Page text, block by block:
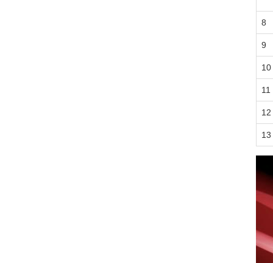
8
9
10
11
12
13